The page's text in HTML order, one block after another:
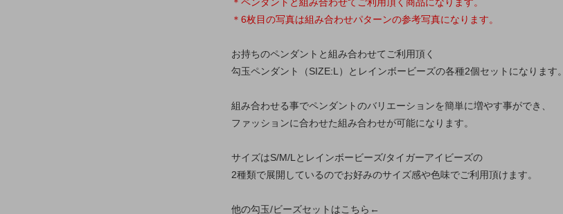
＊6枚目の写真は組み合わせパターンの参考写真になります。
お持ちのペンダントと組み合わせてご利用頂く
勾玉ペンダント（SIZE:L）とレインボービーズの各種2個セットになります。
組み合わせる事でペンダントのバリエーションを簡単に増やす事ができ、
ファッションに合わせた組み合わせが可能になります。
サイズはS/M/Lとレインボービーズ/タイガーアイビーズの
2種類で展開しているのでお好みのサイズ感や色味でご利用頂けます。
他の勾玉/ビーズセットはこちら←